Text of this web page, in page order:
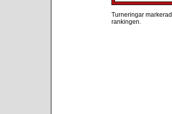
Turneringar
rankingen.